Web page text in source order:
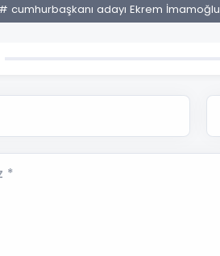
# cumhurbaşkanı adayı Ekrem İmamoğlu
*